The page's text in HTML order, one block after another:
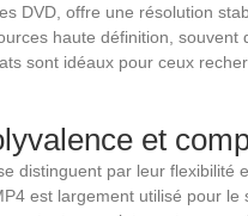
DVD, offre une résolution
haute définition, souvent
sont idéaux pour ceux
et
distinguent par leur flexibilité
est largement utilisé pour